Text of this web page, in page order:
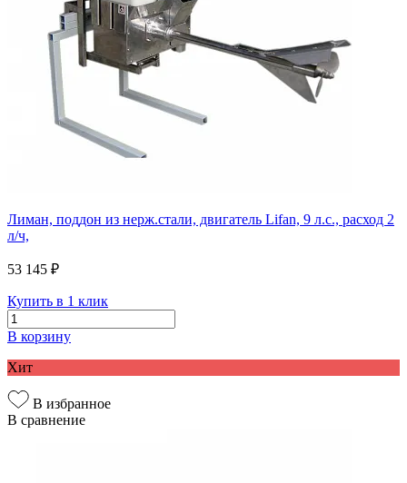
Лиман, поддон из нерж.стали, двигатель Lifan, 9 л.с., расход 2
л/ч,
53 145 ₽
Купить в 1 клик
В корзину
Хит
В избранное
В сравнение